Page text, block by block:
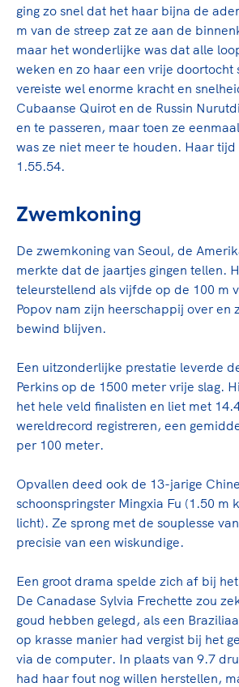
ging zo snel dat het haar bijna de
m van de streep zat ze aan de
maar het wonderlijke was dat alle
weken en zo haar een vrije doortocht
vereiste wel enorme kracht en
Cubaanse Quirot en de Russin
en te passeren, maar toen ze
was ze niet meer te houden. Haar
1.55.54.
Zwemkoning
De zwemkoning van Seoul, de
merkte dat de jaartjes gingen tellen.
teleurstellend als vijfde op de 100 m
Popov nam zijn heerschappij over en
bewind blijven.
Een uitzonderlijke prestatie leverde
Perkins op de 1500 meter vrije slag.
het hele veld finalisten en liet met
wereldrecord registreren, een
per 100 meter.
Opvallen deed ook de 13-jarige
schoonspringster Mingxia Fu (1.50 m
licht). Ze sprong met de souplesse
precisie van een wiskundige.
Een groot drama spelde zich af bij
De Canadase Sylvia Frechette zou
goud hebben gelegd, als een
op krasse manier had vergist bij het
via de computer. In plaats van 9.7
had haar fout nog willen herstellen,